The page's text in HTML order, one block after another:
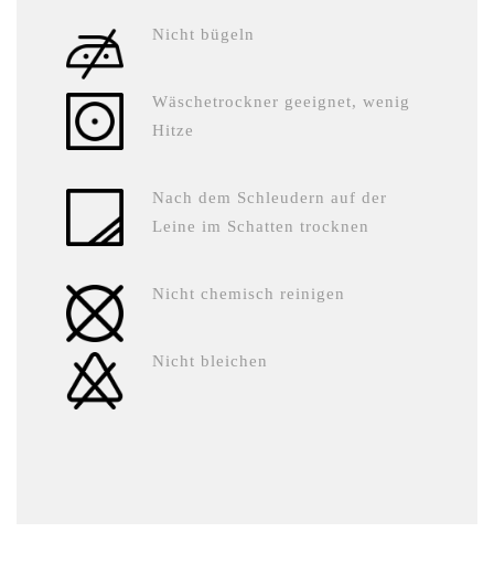
Nicht bügeln
Wäschetrockner geeignet, wenig
Hitze
Nach dem Schleudern auf der
Leine im Schatten trocknen
Nicht chemisch reinigen
Nicht bleichen